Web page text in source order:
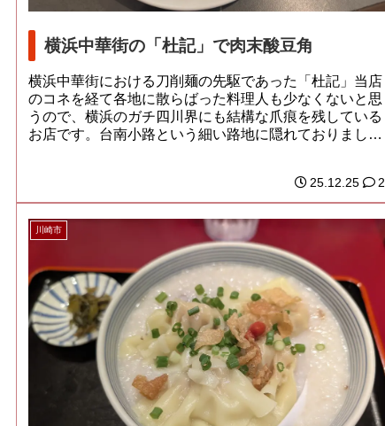
横浜中華街の「杜記」で肉末酸豆角
横浜中華街における刀削麺の先駆であった「杜記」当店
のコネを経て各地に散らばった料理人も少なくないと思
うので、横浜のガチ四川界にも結構な爪痕を残している
お店です。台南小路という細い路地に隠れておりまし
25.12.25 2
川崎市